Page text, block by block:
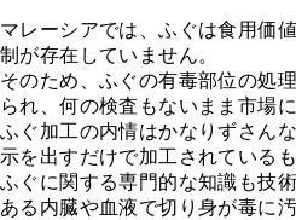
マレーシアでは、ふぐは食用価
制が存在していません。
そのため、ふぐの有毒部位の処
られ、何の検査もないまま市場
ふぐ加工の内情はかなりずさん
示を出すだけで加工されているも
ふぐに関する専門的な知識も技
ある内臓や血液で切り身が毒に